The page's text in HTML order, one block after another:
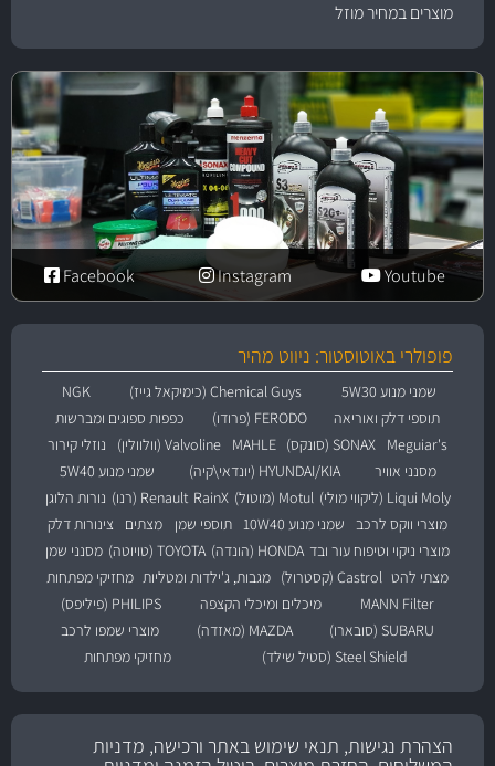
מוצרים במחיר מוזל
Youtube
Instagram
Facebook
פופולרי באוטוסטור: ניווט מהיר
שמני מנוע 5W30 Chemical Guys (כימיקאל גייז)
NGK
תוספי דלק ואוריאה
FERODO (פרודו)
כפפות ספוגים ומברשות
Meguiar's
SONAX (סונקס) MAHLE Valvoline (וולוולין)
נוזלי קירור
מסנני אוויר
HYUNDAI/KIA (יונדאי\קיה)
שמני מנוע 5W40
Liqui Moly (ליקווי מולי)
Motul (מוטול) RainX Renault (רנו)
נורות הלוגן
מוצרי ווקס לרכב
שמני מנוע 10W40 תוספי שמן מצתים
צינורות דלק
מוצרי ניקוי וטיפוח עור ובד HONDA (הונדה) TOYOTA (טויוטה)
מסנני שמן
מצתי להט Castrol (קסטרול) מגבות, ג'ילדות ומטליות מחזיקי מפתחות
MANN Filter
מיכלים ומיכלי הקצפה
PHILIPS (פיליפס)
SUBARU (סובארו)
MAZDA (מאזדה)
מוצרי שמפו לרכב
Steel Shield (סטיל שילד)
מחזיקי מפתחות
הצהרת נגישות, תנאי שימוש באתר ורכישה, מדניות